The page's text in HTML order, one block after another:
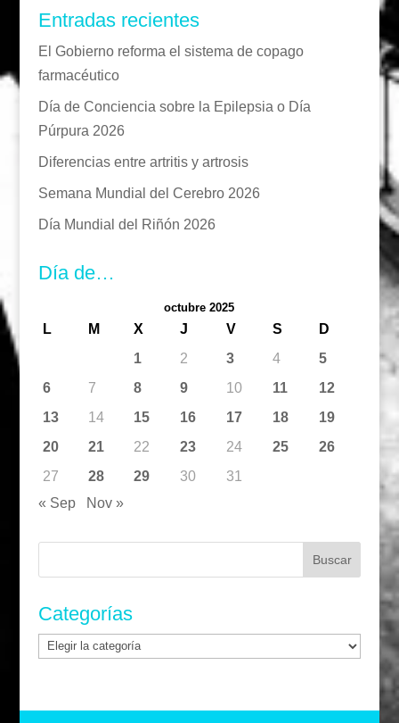
Entradas recientes
El Gobierno reforma el sistema de copago
farmacéutico
Día de Conciencia sobre la Epilepsia o Día
Púrpura 2026
Diferencias entre artritis y artrosis
Semana Mundial del Cerebro 2026
Día Mundial del Riñón 2026
Día de…
octubre 2025
L M X J V S
D
1
2 3 4
5
6
7 8 9 10 11
12
13
14 15 16 17 18
19
20
21 22 23 24 25
26
27
28 29 30
31
« Sep
Nov »
Categorías
Categorías